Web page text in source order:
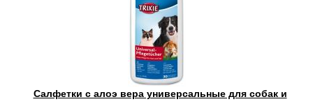
Салфетки с алоэ вера универсальные для собак и